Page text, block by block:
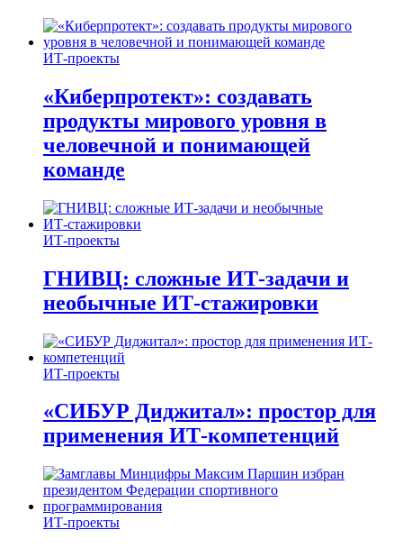
ИТ-проекты
«Киберпротект»: создавать
продукты мирового уровня в
человечной и понимающей
команде
ИТ-проекты
ГНИВЦ: сложные ИТ‑задачи и
необычные ИТ‑стажировки
ИТ-проекты
«СИБУР Диджитал»: простор для
применения ИТ-компетенций
ИТ-проекты